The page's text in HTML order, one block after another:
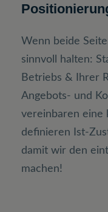
Wenn beide
sinnvoll halten:
Betriebs & Ihrer
Angebots- und
vereinbaren eine
definieren Ist-
damit wir den
machen!